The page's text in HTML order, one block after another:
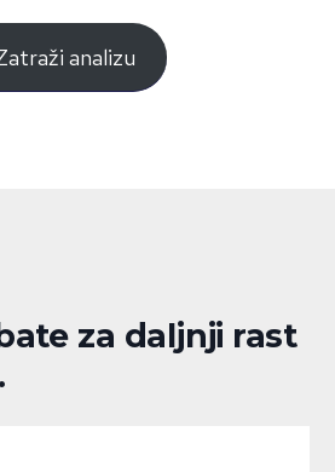
analizu
za daljnji rast